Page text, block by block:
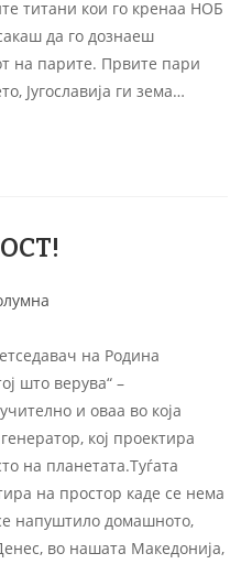
титани кои го кренаа НОБ
да го дознаеш
на парите. Првите пари
Југославија ги зема…
на Родина
што верува“ –
и оваа во која
кој проектира
на планетата.Туѓата
на простор каде се нема
напуштило домашното,
во нашата Македонија,